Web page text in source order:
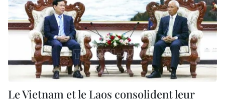
Le Vietnam et le Laos consolident leur